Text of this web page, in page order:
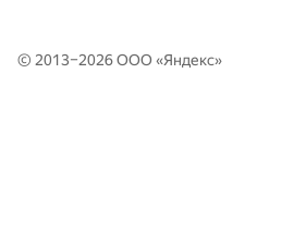
© 2013–2026 ООО «Яндекс»